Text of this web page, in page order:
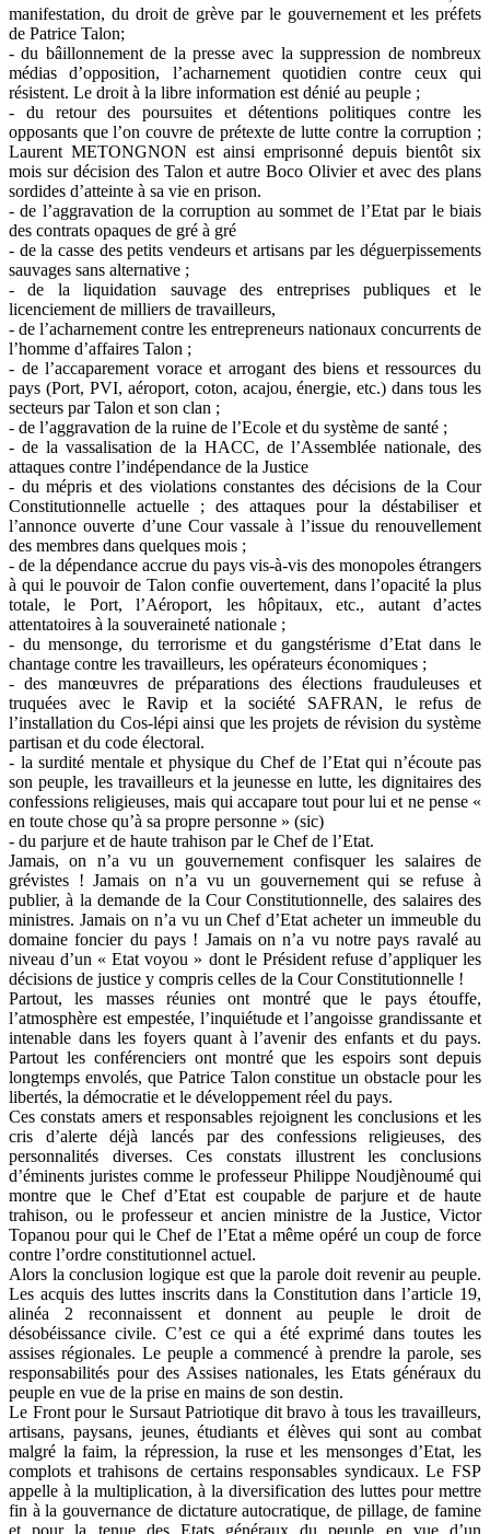
manifestation, du droit de grève par le gouvernement et les préfets
de Patrice Talon;
- du bâillonnement de la presse avec la suppression de nombreux
médias d’opposition, l’acharnement quotidien contre ceux qui
résistent. Le droit à la libre information est dénié au peuple ;
- du retour des poursuites et détentions politiques contre les
opposants que l’on couvre de prétexte de lutte contre la corruption ;
Laurent METONGNON est ainsi emprisonné depuis bientôt six
mois sur décision des Talon et autre Boco Olivier et avec des plans
sordides d’atteinte à sa vie en prison.
- de l’aggravation de la corruption au sommet de l’Etat par le biais
des contrats opaques de gré à gré
- de la casse des petits vendeurs et artisans par les déguerpissements
sauvages sans alternative ;
- de la liquidation sauvage des entreprises publiques et le
licenciement de milliers de travailleurs,
- de l’acharnement contre les entrepreneurs nationaux concurrents de
l’homme d’affaires Talon ;
- de l’accaparement vorace et arrogant des biens et ressources du
pays (Port, PVI, aéroport, coton, acajou, énergie, etc.) dans tous les
secteurs par Talon et son clan ;
- de l’aggravation de la ruine de l’Ecole et du système de santé ;
- de la vassalisation de la HACC, de l’Assemblée nationale, des
attaques contre l’indépendance de la Justice
- du mépris et des violations constantes des décisions de la Cour
Constitutionnelle actuelle ; des attaques pour la déstabiliser et
l’annonce ouverte d’une Cour vassale à l’issue du renouvellement
des membres dans quelques mois ;
- de la dépendance accrue du pays vis-à-vis des monopoles étrangers
à qui le pouvoir de Talon confie ouvertement, dans l’opacité la plus
totale, le Port, l’Aéroport, les hôpitaux, etc., autant d’actes
attentatoires à la souveraineté nationale ;
- du mensonge, du terrorisme et du gangstérisme d’Etat dans le
chantage contre les travailleurs, les opérateurs économiques ;
- des manœuvres de préparations des élections frauduleuses et
truquées avec le Ravip et la société SAFRAN, le refus de
l’installation du Cos-lépi ainsi que les projets de révision du système
partisan et du code électoral.
- la surdité mentale et physique du Chef de l’Etat qui n’écoute pas
son peuple, les travailleurs et la jeunesse en lutte, les dignitaires des
confessions religieuses, mais qui accapare tout pour lui et ne pense «
en toute chose qu’à sa propre personne » (sic)
- du parjure et de haute trahison par le Chef de l’Etat.
Jamais, on n’a vu un gouvernement confisquer les salaires de
grévistes ! Jamais on n’a vu un gouvernement qui se refuse à
publier, à la demande de la Cour Constitutionnelle, des salaires des
ministres. Jamais on n’a vu un Chef d’Etat acheter un immeuble du
domaine foncier du pays ! Jamais on n’a vu notre pays ravalé au
niveau d’un « Etat voyou » dont le Président refuse d’appliquer les
décisions de justice y compris celles de la Cour Constitutionnelle !
Partout, les masses réunies ont montré que le pays étouffe,
l’atmosphère est empestée, l’inquiétude et l’angoisse grandissante et
intenable dans les foyers quant à l’avenir des enfants et du pays.
Partout les conférenciers ont montré que les espoirs sont depuis
longtemps envolés, que Patrice Talon constitue un obstacle pour les
libertés, la démocratie et le développement réel du pays.
Ces constats amers et responsables rejoignent les conclusions et les
cris d’alerte déjà lancés par des confessions religieuses, des
personnalités diverses. Ces constats illustrent les conclusions
d’éminents juristes comme le professeur Philippe Noudjènoumé qui
montre que le Chef d’Etat est coupable de parjure et de haute
trahison, ou le professeur et ancien ministre de la Justice, Victor
Topanou pour qui le Chef de l’Etat a même opéré un coup de force
contre l’ordre constitutionnel actuel.
Alors la conclusion logique est que la parole doit revenir au peuple.
Les acquis des luttes inscrits dans la Constitution dans l’article 19,
alinéa 2 reconnaissent et donnent au peuple le droit de
désobéissance civile. C’est ce qui a été exprimé dans toutes les
assises régionales. Le peuple a commencé à prendre la parole, ses
responsabilités pour des Assises nationales, les Etats généraux du
peuple en vue de la prise en mains de son destin.
Le Front pour le Sursaut Patriotique dit bravo à tous les travailleurs,
artisans, paysans, jeunes, étudiants et élèves qui sont au combat
malgré la faim, la répression, la ruse et les mensonges d’Etat, les
complots et trahisons de certains responsables syndicaux. Le FSP
appelle à la multiplication, à la diversification des luttes pour mettre
fin à la gouvernance de dictature autocratique, de pillage, de famine